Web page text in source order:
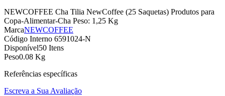
NEWCOFFEE Cha Tilia NewCoffee (25 Saquetas) Produtos para
Copa-Alimentar-Cha Peso: 1,25 Kg
MarcaNEWCOFFEE
Código Interno 6591024-N
Disponível50 Itens
Peso0.08 Kg
Referências específicas
Escreva a Sua Avaliação